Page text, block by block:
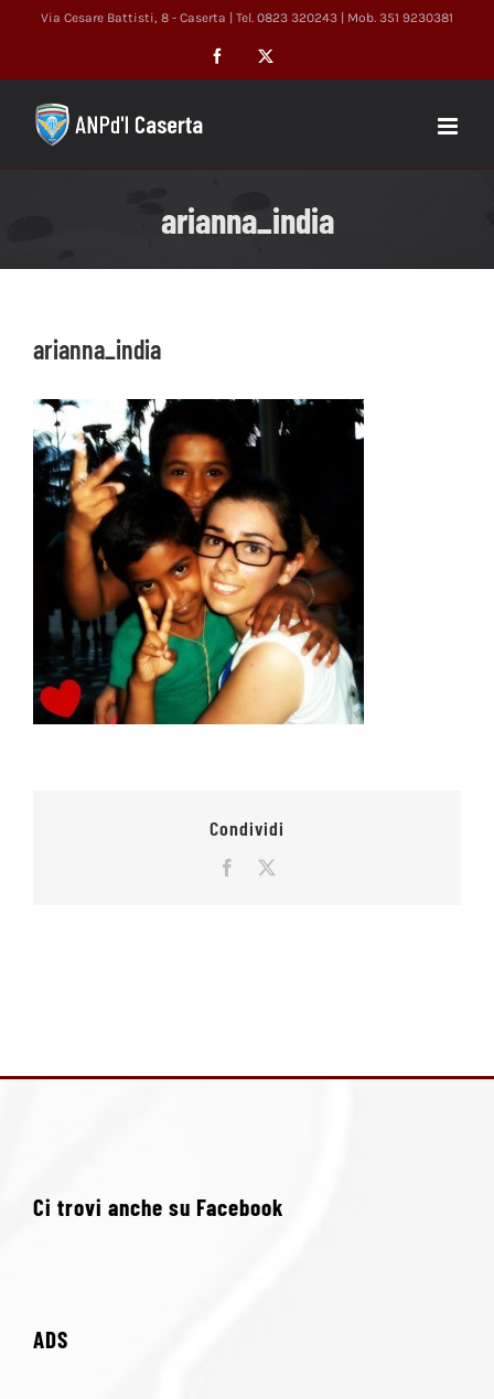
Via Cesare Battisti, 8 - Caserta | Tel. 0823 320243 | Mob. 351 9230381
Facebook
arianna_india
arianna_india
Condividi
Facebook
Ci trovi anche su Facebook
ADS